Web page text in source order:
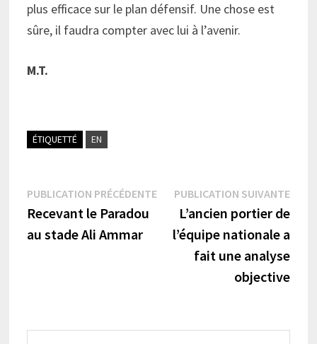
plus efficace sur le plan défensif. Une chose est
sûre, il faudra compter avec lui à l’avenir.
M.T.
ÉTIQUETTÉ EN
Navigation
de
PUBLICATION PRÉCÉDENTEPublication
précédente :
Recevant le Paradou
au stade Ali Ammar
PUBLICATION SUIVANTE
L’ancien portier de
l’équipe nationale a
fait une analyse
objective